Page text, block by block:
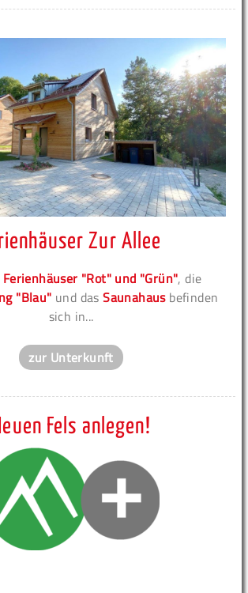
Zur Allee
Ferienhäuser "Rot" und "Grün", die
"Blau" und dasSaunahausbefinden
sich in...
zur Unterkunft
Fels anlegen!